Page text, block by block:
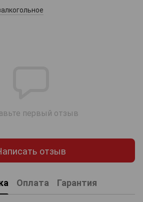
первый отзыв
отзыв
Оплата Гарантия